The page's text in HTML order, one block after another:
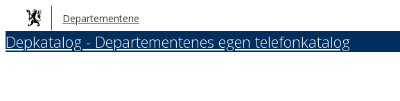
Hopp
til
hovedinnhold
Departementene
Depkatalog - Departementenes egen telefonkatalog